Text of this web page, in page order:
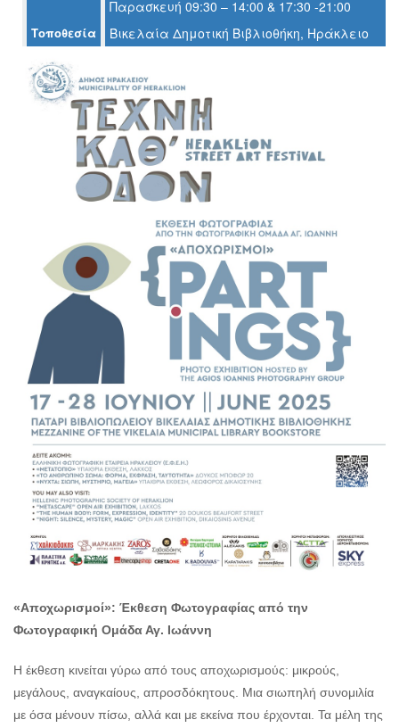
ΤΟΠΟΣ
ΔΗΜΟΣ
ΠΟΛΙΤΙΣΜΟΣ
Παρασκευή 09:30 – 14:00 & 17:30 -21:00
Τοποθεσία Βικελαία Δημοτική Βιβλιοθήκη, Ηράκλειο
«Αποχωρισμοί»: Έκθεση Φωτογραφίας από την
Φωτογραφική Ομάδα Αγ. Ιωάννη
Η έκθεση κινείται γύρω από τους αποχωρισμούς: μικρούς,
μεγάλους, αναγκαίους, απροσδόκητους. Μια σιωπηλή συνομιλία
με όσα μένουν πίσω, αλλά και με εκείνα που έρχονται. Τα μέλη της